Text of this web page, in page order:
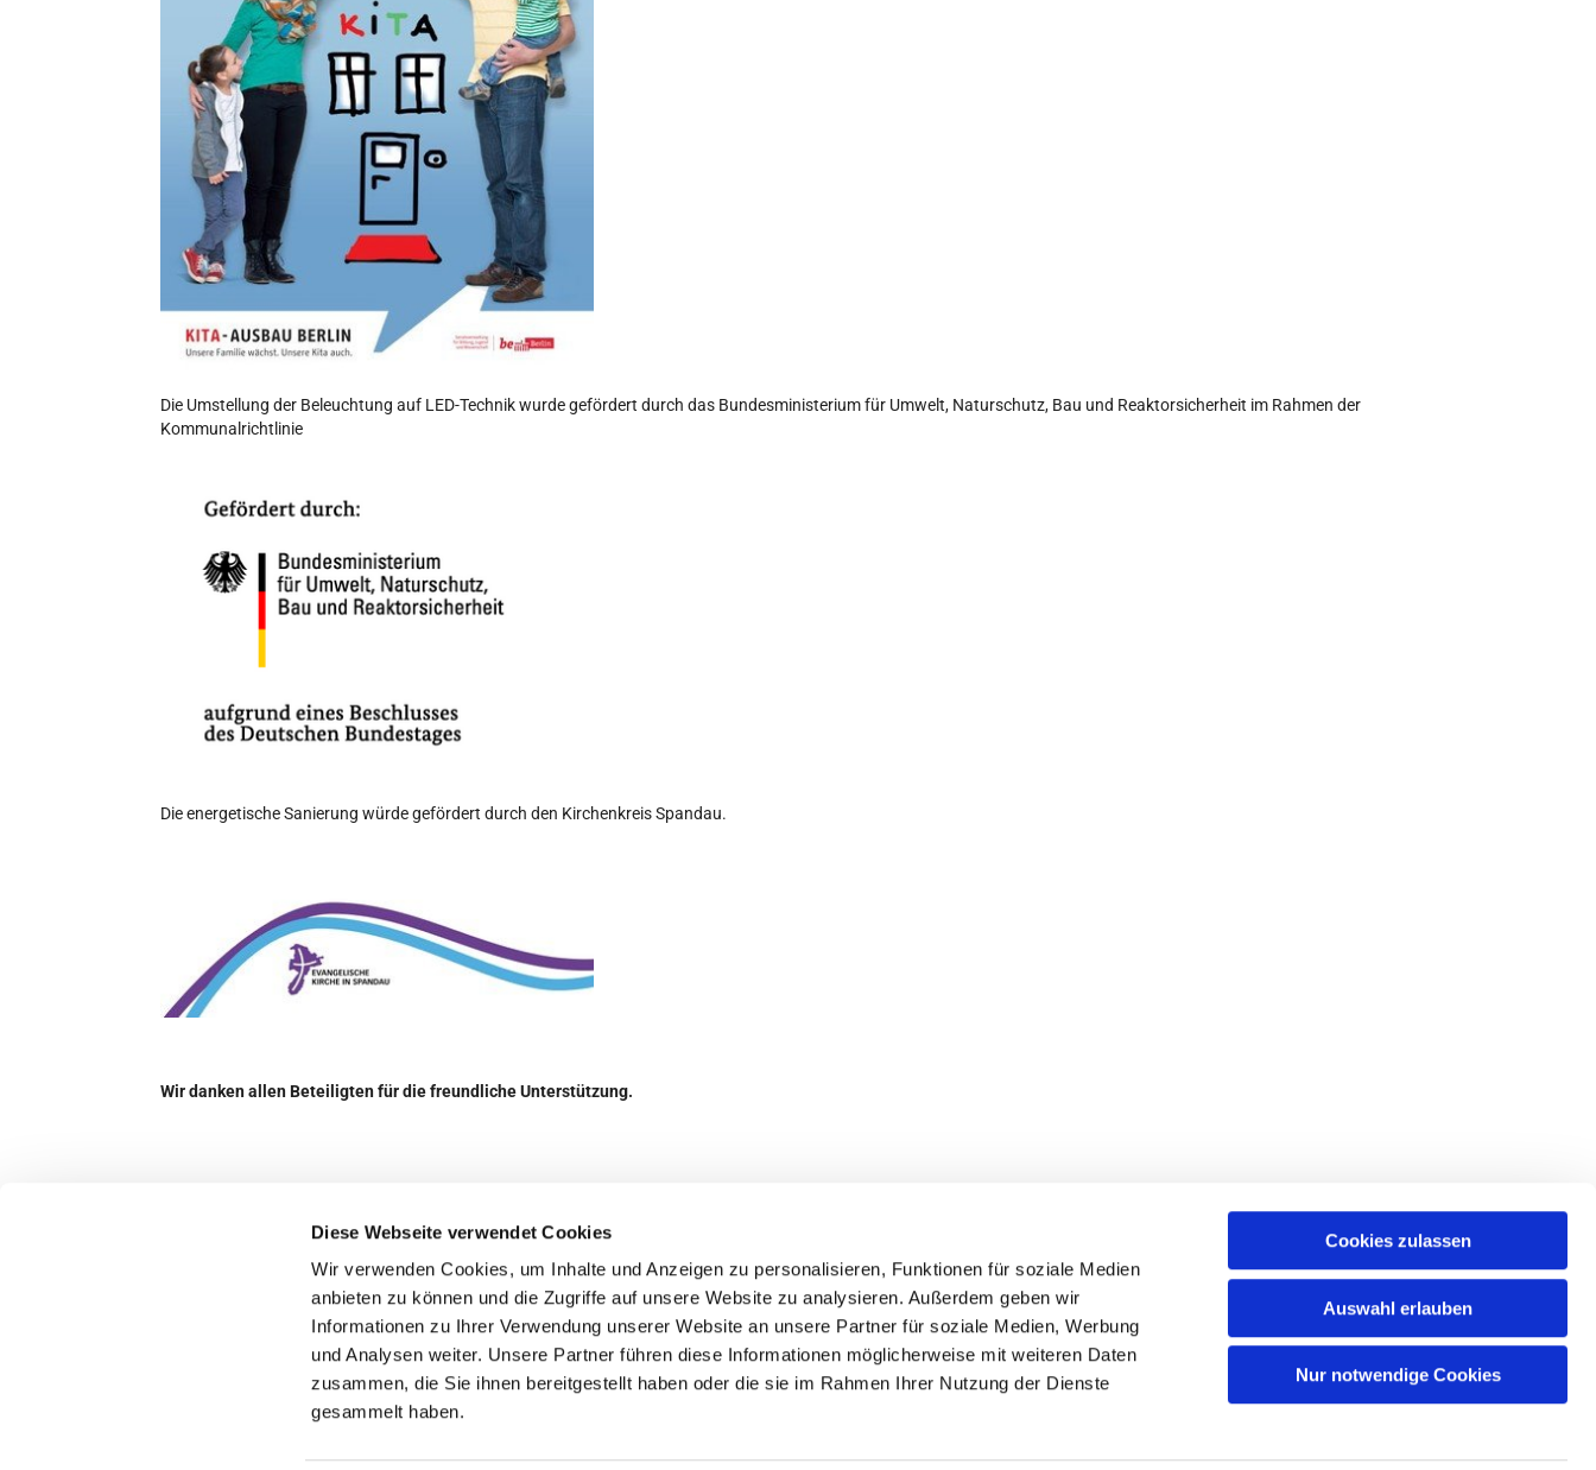
Diese Webseite verwendet Cookies
Wir verwenden Cookies, um Inhalte und Anzeigen zu personalisieren, Funktionen für soziale Medien
anbieten zu können und die Zugriffe auf unsere Website zu analysieren. Außerdem geben wir
Informationen zu Ihrer Verwendung unserer Website an unsere Partner für soziale Medien, Werbung
und Analysen weiter. Unsere Partner führen diese Informationen möglicherweise mit weiteren Daten
zusammen, die Sie ihnen bereitgestellt haben oder die sie im Rahmen Ihrer Nutzung der Dienste
gesammelt haben.
Cookies zulassen
Auswahl erlauben
Nur notwendige Cookies
Die Umstellung der Beleuchtung auf LED-Technik wurde gefördert durch das Bundesministerium für Umwelt, Naturschutz, Bau und Reaktorsicherheit im Rahmen der
Kommunalrichtlinie
Die energetische Sanierung würde gefördert durch den Kirchenkreis Spandau.
Wir danken allen Beteiligten für die freundliche Unterstützung.
Evangelische Weihnachtskirchengemeinde Berlin - Haselhorst
Haselhorster Damm 54-58, 13599 Berlin
030 322 944 533
kuesterei@ev-weihnachtskirche.de
Kontaktinformationen Impressum